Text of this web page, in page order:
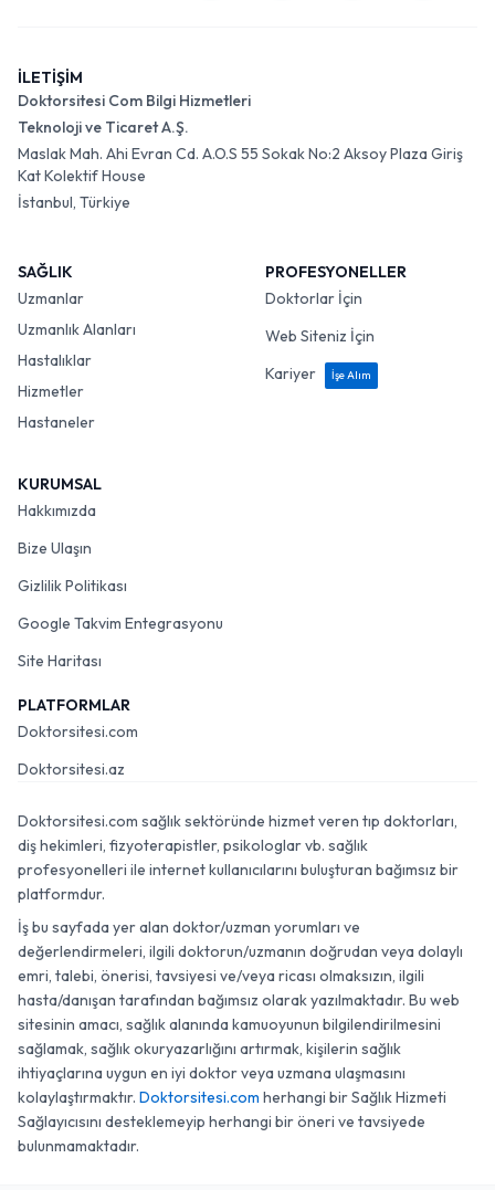
İLETİŞİM
Doktorsitesi Com Bilgi Hizmetleri
Teknoloji ve Ticaret A.Ş.
Maslak Mah. Ahi Evran Cd. A.O.S 55 Sokak No:2 Aksoy Plaza Giriş
Kat Kolektif House
İstanbul, Türkiye
SAĞLIK
Uzmanlar
Uzmanlık Alanları
Hastalıklar
Hizmetler
Hastaneler
PROFESYONELLER
Doktorlar İçin
Web Siteniz İçin
Kariyer
İşe Alım
KURUMSAL
Hakkımızda
Bize Ulaşın
Gizlilik Politikası
Google Takvim Entegrasyonu
Site Haritası
PLATFORMLAR
Doktorsitesi.com
Doktorsitesi.az
Doktorsitesi.com sağlık sektöründe hizmet veren tıp doktorları,
diş hekimleri, fizyoterapistler, psikologlar vb. sağlık
profesyonelleri ile internet kullanıcılarını buluşturan bağımsız bir
platformdur.
İş bu sayfada yer alan doktor/uzman yorumları ve
değerlendirmeleri, ilgili doktorun/uzmanın doğrudan veya dolaylı
emri, talebi, önerisi, tavsiyesi ve/veya ricası olmaksızın, ilgili
hasta/danışan tarafından bağımsız olarak yazılmaktadır. Bu web
sitesinin amacı, sağlık alanında kamuoyunun bilgilendirilmesini
sağlamak, sağlık okuryazarlığını artırmak, kişilerin sağlık
ihtiyaçlarına uygun en iyi doktor veya uzmana ulaşmasını
kolaylaştırmaktır. Doktorsitesi.com herhangi bir Sağlık Hizmeti
Sağlayıcısını desteklemeyip herhangi bir öneri ve tavsiyede
bulunmamaktadır.